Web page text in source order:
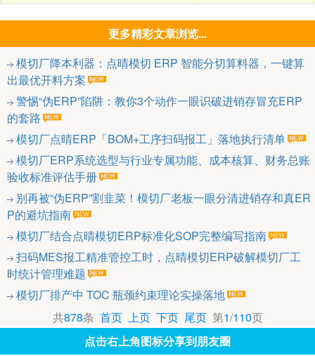
更多精彩文章浏览...
模切厂降本利器：点晴模切 ERP 智能分切算料器，一键算
出最优开料方案
警惕“伪ERP”陷阱：教你3个动作一眼识破进销存冒充ERP
的套路
模切厂点晴ERP「BOM+工序扫码报工」落地执行清单
模切厂ERP系统选型与行业专属功能、成本核算、财务总账
验收标准评估手册
别再被“伪ERP”割韭菜！模切厂老板一眼分清进销存和真ER
P的避坑指南
模切厂结合点晴模切ERP标准化SOP完整编写指南
扫码MES报工精准管控工时，点晴模切ERP破解模切厂工
时统计管理难题
模切厂排产中 TOC 瓶颈约束理论实操落地
共878条 首页 上页 下页 尾页第1/110页
点击右上角图标分享到朋友圈